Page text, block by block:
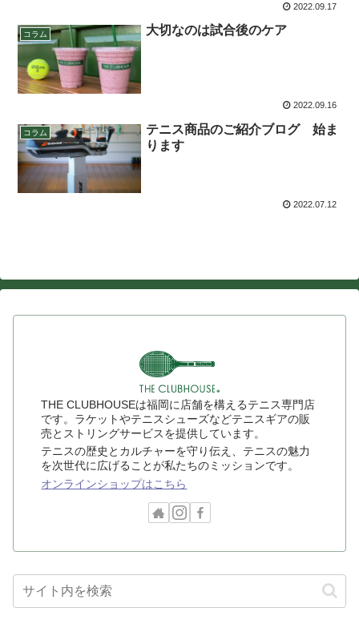
2022.09.17
コラム 大切なのは試合後のケア
2022.09.16
コラム
テニス商品のご紹介ブログ 始ま
ります
2022.07.12
THE CLUBHOUSEは福岡に店舗を構えるテニス専門店
です。ラケットやテニスシューズなどテニスギアの販
売とストリングサービスを提供しています。
テニスの歴史とカルチャーを守り伝え、テニスの魅力
を次世代に広げることが私たちのミッションです。
オンラインショップはこちら